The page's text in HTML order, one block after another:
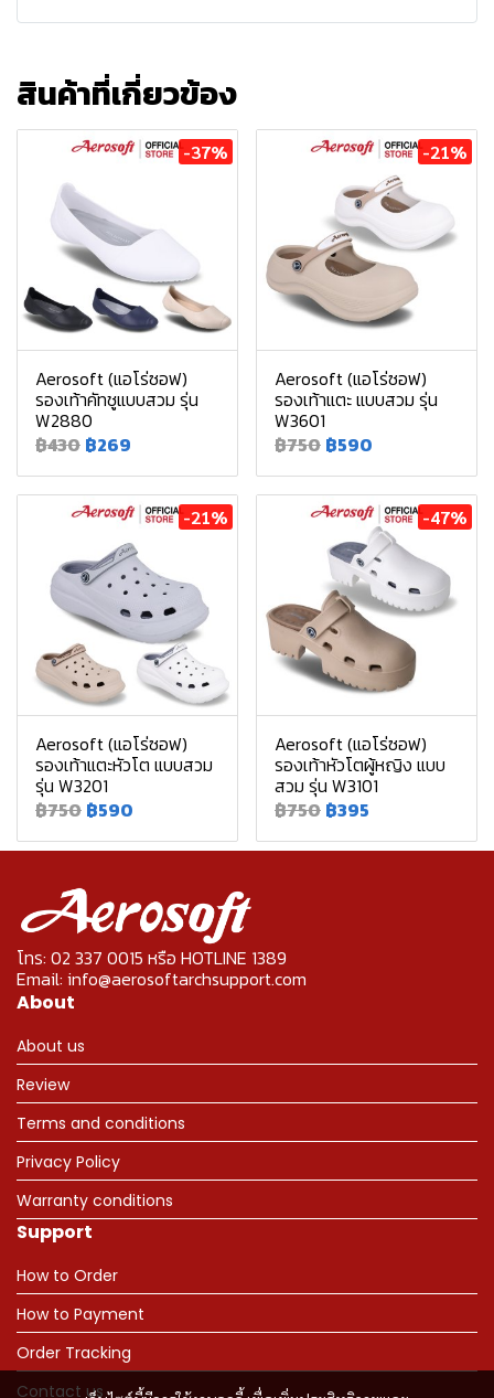
สินค้าที่เกี่ยวข้อง
-37%
Aerosoft (แอโร่ซอฟ)
รองเท้าคัทชูแบบสวม รุ่น
W2880
฿430 ฿269
-21%
Aerosoft (แอโร่ซอฟ)
รองเท้าแตะ แบบสวม รุ่น
W3601
฿750 ฿590
-21%
Aerosoft (แอโร่ซอฟ)
รองเท้าแตะหัวโต แบบสวม
รุ่น W3201
฿750 ฿590
-47%
Aerosoft (แอโร่ซอฟ)
รองเท้าหัวโตผู้หญิง แบบ
สวม รุ่น W3101
฿750 ฿395
โทร: 02 337 0015 หรือ HOTLINE 1389
Email: info@aerosoftarchsupport.com
About
About us
Review
Terms and conditions
Privacy Policy
Warranty conditions
Support
How to Order
How to Payment
Order Tracking
Contact us